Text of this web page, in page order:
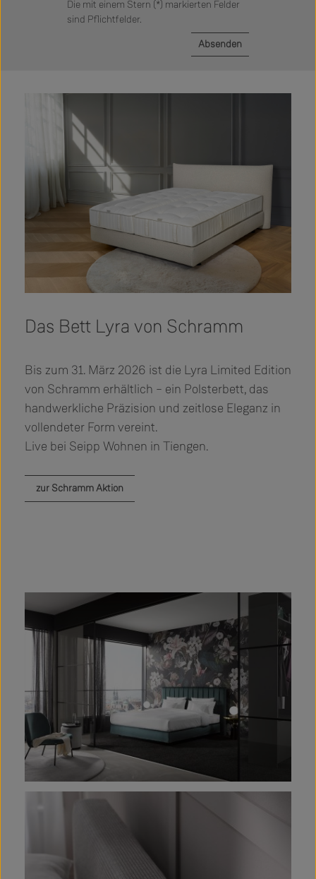
Die mit einem Stern (*) markierten Felder
sind Pflichtfelder.
Absenden
Das Bett Lyra von Schramm
Bis zum 31. März 2026 ist die Lyra Limited Edition
von Schramm erhältlich – ein Polsterbett, das
handwerkliche Präzision und zeitlose Eleganz in
vollendeter Form vereint.
Live bei Seipp Wohnen in Tiengen.
zur Schramm Aktion